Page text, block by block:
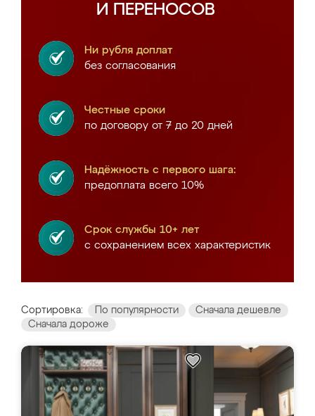
И ПЕРЕНОСОВ
Ни рубля доплат
без согласования
Честные сроки
по договору от 7 до 20 дней
Надёжность с первого шага:
предоплата всего 10%
Срок службы 10+ лет
с сохранением всех характеристик
Сортировка: По популярности
Сначала дешевле
Сначала дороже